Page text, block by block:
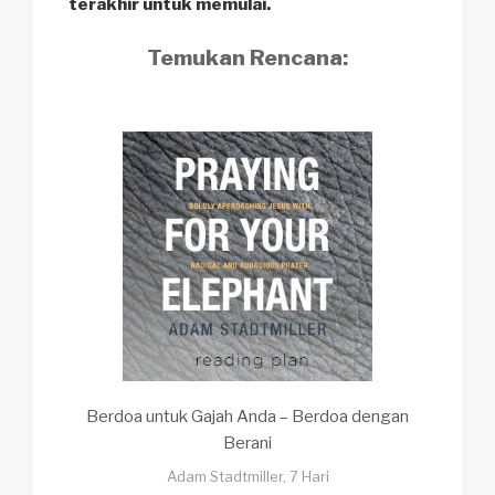
terakhir untuk memulai.
Temukan Rencana:
Berdoa untuk Gajah Anda – Berdoa dengan
Berani
Adam Stadtmiller, 7 Hari